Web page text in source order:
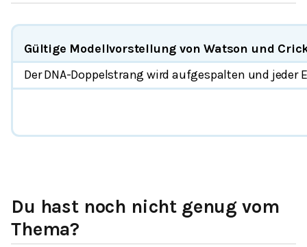
Gültige Modellvorstellung von Watson und
Der DNA-Doppelstrang wird aufgespalten und
Du hast noch nicht genug vom
Thema?